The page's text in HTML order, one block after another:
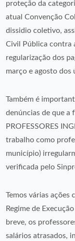
proteção da
atual Convenção
dissidio coletivo,
Civil Pública contra
regularização dos
março e agosto dos
Também é
denúncias de que a
PROFESSORES
trabalho como
município)
verificada pelo
Temos várias ações
Regime de
breve, os
salários atrasados,